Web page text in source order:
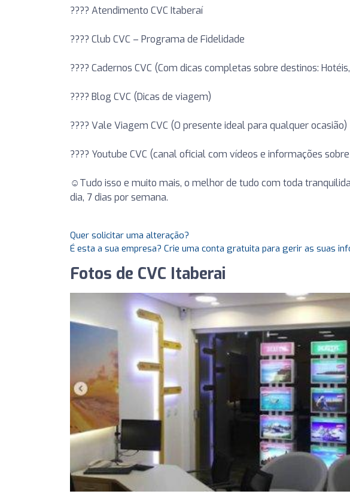
???? Atendimento CVC Itaberaí
???? Club CVC – Programa de Fidelidade
???? Cadernos CVC (Com dicas completas sobre destinos:
???? Blog CVC (Dicas de viagem)
???? Vale Viagem CVC (O presente ideal para qualquer ocasião)
???? Youtube CVC (canal oficial com vídeos e informações
☺️Tudo isso e muito mais, o melhor de tudo com toda
dia, 7 dias por semana.
Quer solicitar uma alteração?
É esta a sua empresa? Crie uma conta gratuita para gerir as suas
Fotos de CVC Itaberai